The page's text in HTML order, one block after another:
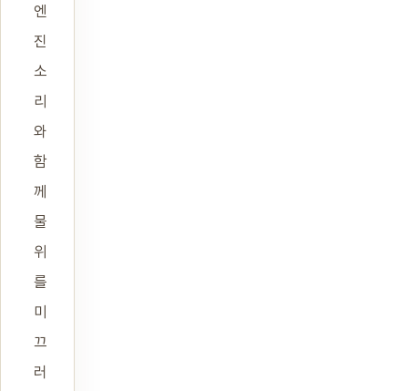
엔
진
소
리
와
함
께
물
위
를
미
끄
러